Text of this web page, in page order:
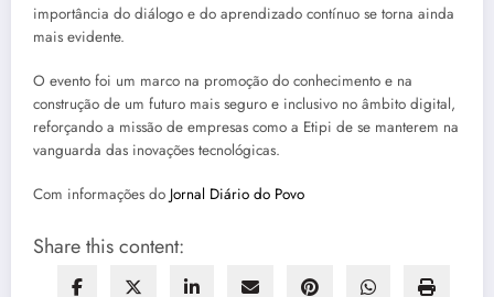
importância do diálogo e do aprendizado contínuo se torna ainda
mais evidente.
O evento foi um marco na promoção do conhecimento e na
construção de um futuro mais seguro e inclusivo no âmbito digital,
reforçando a missão de empresas como a Etipi de se manterem na
vanguarda das inovações tecnológicas.
Com informações do Jornal Diário do Povo
Share this content: